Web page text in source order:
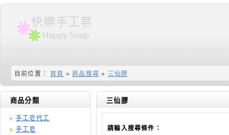
目前位置： 首頁 » 商品搜尋 » 三仙膠
商品分類
手工皂代工
手工皂
三仙膠
請輸入搜尋條件：